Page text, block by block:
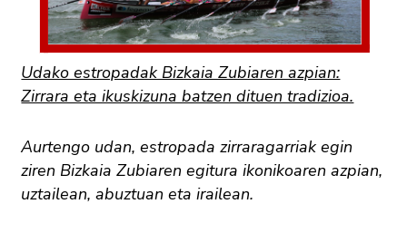
Udako estropadak Bizkaia Zubiaren azpian:
Zirrara eta ikuskizuna batzen dituen tradizioa.
Aurtengo udan, estropada zirraragarriak egin
ziren Bizkaia Zubiaren egitura ikonikoaren azpian,
uztailean, abuztuan eta irailean.